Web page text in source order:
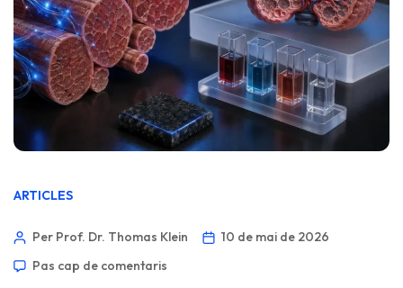
ARTICLES
Per Prof. Dr. Thomas Klein
10 de mai de 2026
Pas cap de comentaris